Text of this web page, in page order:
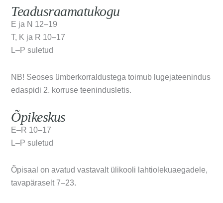
Teadusraamatukogu
E ja N 12–19
T, K ja R 10–17
L–P suletud
NB! Seoses ümberkorraldustega toimub lugejateenindus
edaspidi 2. korruse teenindusletis.
Õpikeskus
E–R 10–17
L–P suletud
Õpisaal on avatud vastavalt ülikooli lahtiolekuaegadele,
tavapäraselt 7–23.